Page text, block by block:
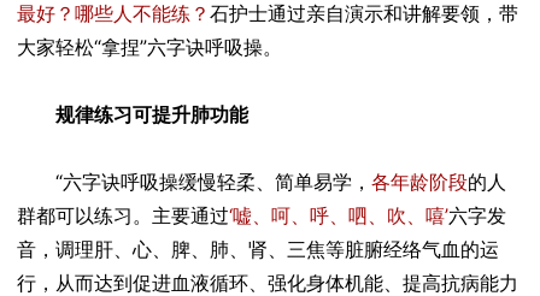
最好？哪些人不能练？ 石护士通过亲自演示和讲解要领，带
大家轻松“拿捏”六字诀呼吸操。
规律练习可提升肺功能
“六字诀呼吸操缓慢轻柔、简单易学， 各年龄阶段的人
群都可以练习。主要通过‘嘘、呵、呼、呬、吹、嘻’六字发
音，调理肝、心、脾、肺、肾、三焦等脏腑经络气血的运
行，从而达到促进血液循环、强化身体机能、提高抗病能力